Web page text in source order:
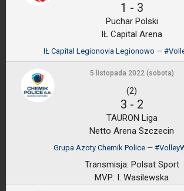
1 - 3
Puchar Polski
IŁ Capital Arena
IŁ Capital Legionovia Legionowo —
5 listopada 2022 (sobota)
(2)
3 - 2
TAURON Liga
Netto Arena Szczecin
Grupa Azoty Chemik Police —
Transmisja: Polsat Sport
MVP: I. Wasilewska